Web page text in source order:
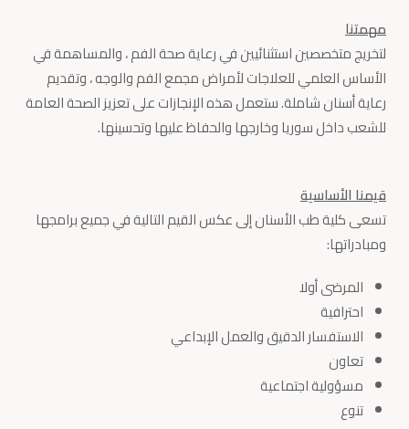
مهمتنا
لتخريج متخصصين استثنائيين في رعاية صحة الفم ، والمساهمة في
الأساس العلمي للعلاجات لأمراض مجمع الفم والوجه ، وتقديم
رعاية أسنان شاملة. ستعمل هذه الإنجازات على تعزيز الصحة العامة
للشعب داخل سوريا وخارجها والحفاظ عليها وتحسينها.
قيمنا الأساسية
تسعى كلية طب الأسنان إلى عكس القيم التالية في جميع برامجها
ومبادراتها:
المرضى أولا
احترافية
الاستفسار الدقيق والعمل الإبداعي
تعاون
مسؤولية اجتماعية
تنوع